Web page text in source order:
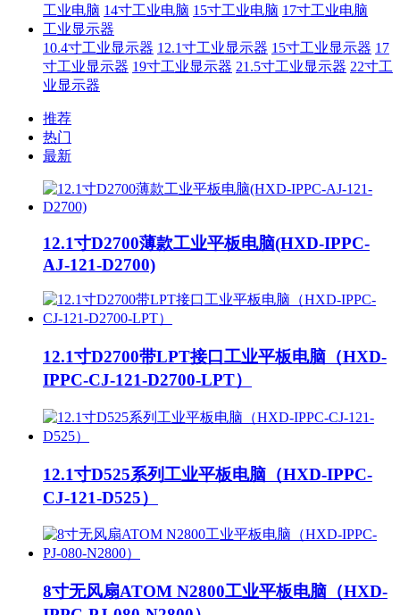
工业电脑 14寸工业电脑 15寸工业电脑 17寸工业电脑
工业显示器
10.4寸工业显示器 12.1寸工业显示器 15寸工业显示器 17
寸工业显示器 19寸工业显示器 21.5寸工业显示器 22寸工
业显示器
推荐
热门
最新
12.1寸D2700薄款工业平板电脑(HXD-IPPC-
AJ-121-D2700)
12.1寸D2700带LPT接口工业平板电脑（HXD-
IPPC-CJ-121-D2700-LPT）
12.1寸D525系列工业平板电脑（HXD-IPPC-
CJ-121-D525）
8寸无风扇ATOM N2800工业平板电脑（HXD-